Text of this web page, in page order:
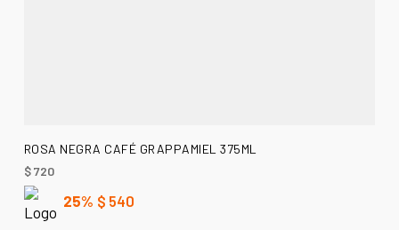
AÑADIR AL CARRITO
ROSA NEGRA CAFÉ GRAPPAMIEL 375ML
$720
25% $ 540